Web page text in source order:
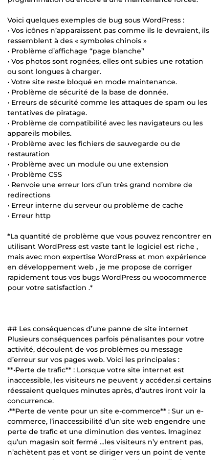
Voici quelques exemples de bug sous WordPress :
• Vos icônes n’apparaissent pas comme ils le devraient, ils
ressemblent à des « symboles chinois »
• Problème d’affichage ‘‘page blanche’’
• Vos photos sont rognées, elles ont subies une rotation
ou sont longues à charger.
• Votre site reste bloqué en mode maintenance.
• Problème de sécurité de la base de donnée.
• Erreurs de sécurité comme les attaques de spam ou les
tentatives de piratage.
• Problème de compatibilité avec les navigateurs ou les
appareils mobiles.
• Problème avec les fichiers de sauvegarde ou de
restauration
• Problème avec un module ou une extension
• Problème CSS
• Renvoie une erreur lors d’un très grand nombre de
redirections
• Erreur interne du serveur ou problème de cache
• Erreur http
*La quantité de problème que vous pouvez rencontrer en
utilisant WordPress est vaste tant le logiciel est riche ,
mais avec mon expertise WordPress et mon expérience
en développement web , je me propose de corriger
rapidement tous vos bugs WordPress ou woocommerce
pour votre satisfaction .*
## Les conséquences d’une panne de site internet
Plusieurs conséquences parfois pénalisantes pour votre
activité, découlent de vos problèmes ou message
d’erreur sur vos pages web. Voici les principales :
**•Perte de trafic** : Lorsque votre site internet est
inaccessible, les visiteurs ne peuvent y accéder.si certains
réessaient quelques minutes après, d’autres iront voir la
concurrence.
•**Perte de vente pour un site e-commerce** : Sur un e-
commerce, l’inaccessibilité d’un site web engendre une
perte de trafic et une diminution des ventes. Imaginez
qu’un magasin soit fermé …les visiteurs n’y entrent pas,
n’achètent pas et vont se diriger vers un point de vente